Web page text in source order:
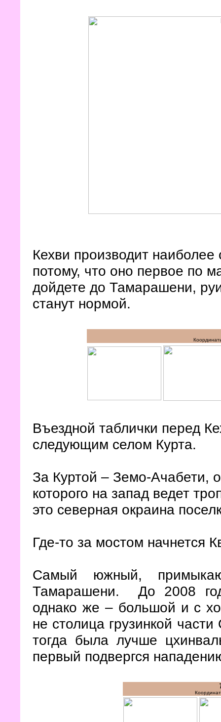
Кехви производит
потому, что оно первое по
дойдете до Тамарашени,
станут нормой.
Въездной таблички перед
следующим селом Курта.
За Куртой – Земо-Ачабети,
которого на запад ведет
это северная окраина
Где-то за мостом начнется
Самый южный,
Тамарашени. До 2008
однако же – большой и с
не столица грузинкой
тогда была лучше
первый подвергся